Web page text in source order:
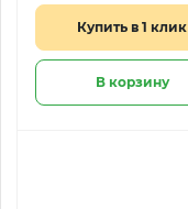
малиной
Купить в 1 клик
В корзину